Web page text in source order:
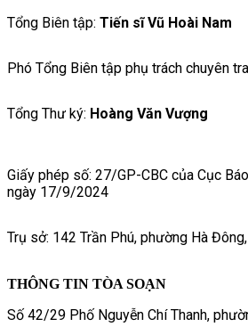
Tổng Biên tập: Tiến sĩ Vũ Hoài Nam
Phó Tổng Biên tập phụ trách chuyên
Tổng Thư ký: Hoàng Văn Vượng
Giấy phép số: 27/GP-CBC của Cục
ngày 17/9/2024
Trụ sở: 142 Trần Phú, phường Hà
THÔNG TIN TÒA SOẠN
Số 42/29 Phố Nguyễn Chí Thanh,